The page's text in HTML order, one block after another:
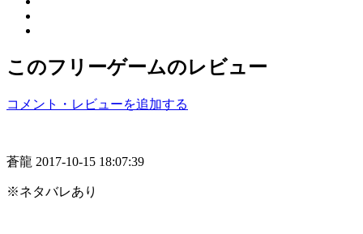
このフリーゲームのレビュー
コメント・レビューを追加する
蒼龍 2017-10-15 18:07:39
※ネタバレあり